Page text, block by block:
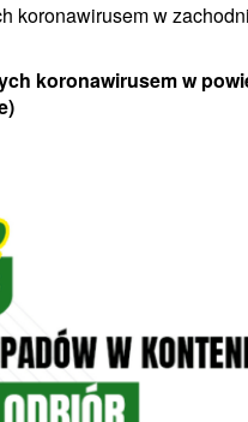
koronawirusem w
koronawirusem w